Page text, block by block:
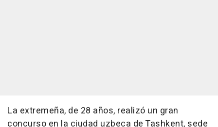
La extremeña, de 28 años, realizó un gran
concurso en la ciudad uzbeca de Tashkent, sede